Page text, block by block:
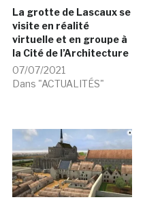
La grotte de Lascaux se
visite en réalité
virtuelle et en groupe à
la Cité de l’Architecture
07/07/2021
Dans "ACTUALITÉS"